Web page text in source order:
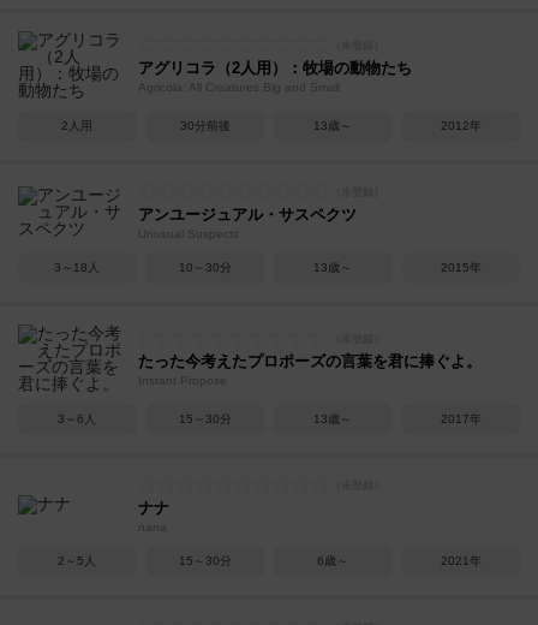
アグリコラ（2人用）：牧場の動物たち
Agricola: All Creatures Big and Small
2人用 30分前後 13歳～ 2012年
アンユージュアル・サスペクツ
Unusual Suspects
3～18人 10～30分 13歳～ 2015年
たった今考えたプロポーズの言葉を君に捧ぐよ。
Instant Propose
3～6人 15～30分 13歳～ 2017年
ナナ
nana
2～5人 15～30分 6歳～ 2021年